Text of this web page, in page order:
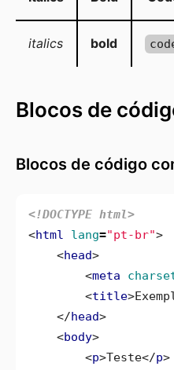
italics bold
Blocos de
Blocos de código
<!DOCTYPE html>
<html lang="pt-br">
<head>
<meta
<title>
</head>
<body>
<p>Teste</p>